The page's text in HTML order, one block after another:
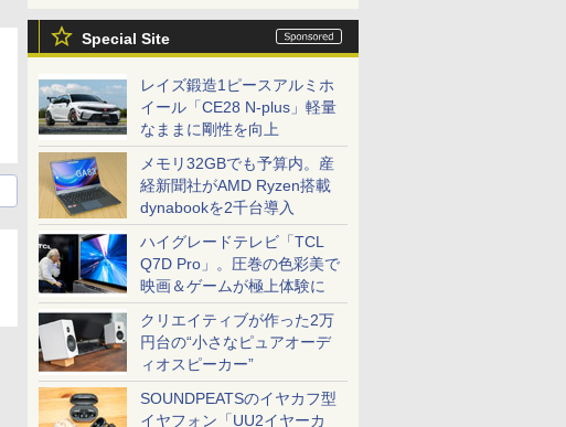
Special Site
レイズ鍛造1ピースアルミホ
イール「CE28 N-plus」軽量
なままに剛性を向上
メモリ32GBでも予算内。産
経新聞社がAMD Ryzen搭載
dynabookを2千台導入
ハイグレードテレビ「TCL
Q7D Pro」。圧巻の色彩美で
映画＆ゲームが極上体験に
クリエイティブが作った2万
円台の“小さなピュアオーデ
ィオスピーカー”
SOUNDPEATSのイヤカフ型
イヤフォン「UU2イヤーカ